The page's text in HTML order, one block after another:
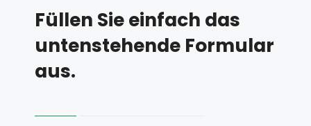
Füllen Sie einfach das
untenstehende Formular
aus.